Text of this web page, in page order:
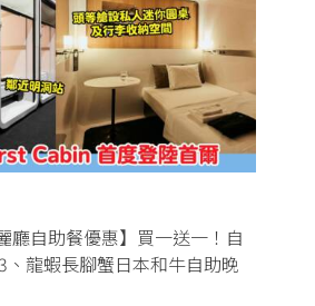
廳自助餐優惠】買一送一！自
、龍蝦長腳蟹日本和牛自助晚